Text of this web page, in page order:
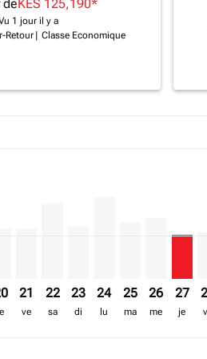
deKES 125,190*
1 jour il y a
Retour
Classe Economique
20/08/2026 – 27/08/2026:
KIS–HRE, 21/08/2026 – 28/08/
21
ve
KIS–HRE, 22/08/2026 – 29/
22
sa
KIS–HRE, 23/08/2026
23
di
KIS–HRE, 24/08/
24
lu
KIS–HRE,
25
ma
26
me
27
je